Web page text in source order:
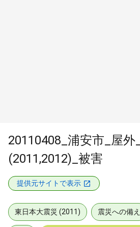
20110408_浦安市_屋外
(2011,2012)_被害
提供元サイトで表示
東日本大震災 (2011) 震災への備え